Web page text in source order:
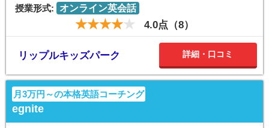
授業形式:
オンライン英会話
4.0点（8）
リップルキッズパーク 詳細・口コミ
月3万円～の本格英語コーチング
egnite